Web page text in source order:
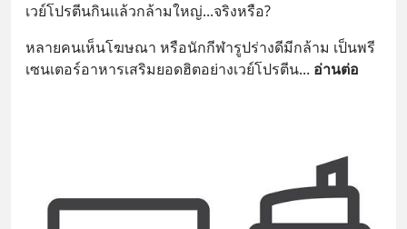
เวย์โปรตีนกินแล้วกล้ามใหญ่...จริงหรือ?
หลายคนเห็นโฆษณา หรือนักกีฬารูปร่างดีมีกล้าม เป็นพรี
เซนเตอร์อาหารเสริมยอดฮิตอย่างเวย์โปรตีน... อ่านต่อ